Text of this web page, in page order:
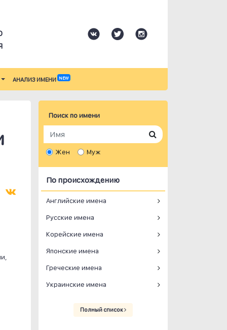
АНАЛИЗ ИМЕНИ NEW
Поиск по имени
Жен Муж
По происхождению
Английские имена
Русские имена
Корейские имена
Японские имена
Греческие имена
Украинские имена
Полный список